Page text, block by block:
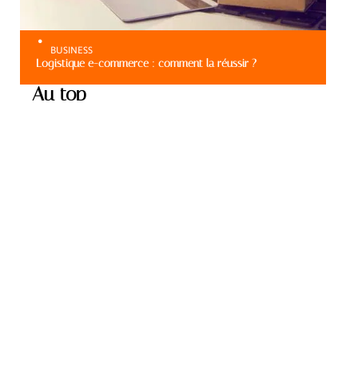
BUSINESS
Logistique e-commerce : comment la réussir ?
Au top